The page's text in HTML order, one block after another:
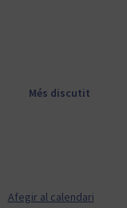
Més discutit
Afegir al calendari